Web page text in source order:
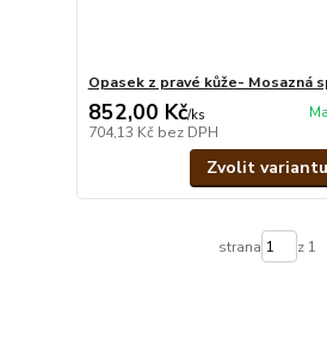
Opasek z pravé kůže- Mosazná
852,00 Kč/ks
704,13 Kč bez DPH
Zvolit variantu
strana z 1